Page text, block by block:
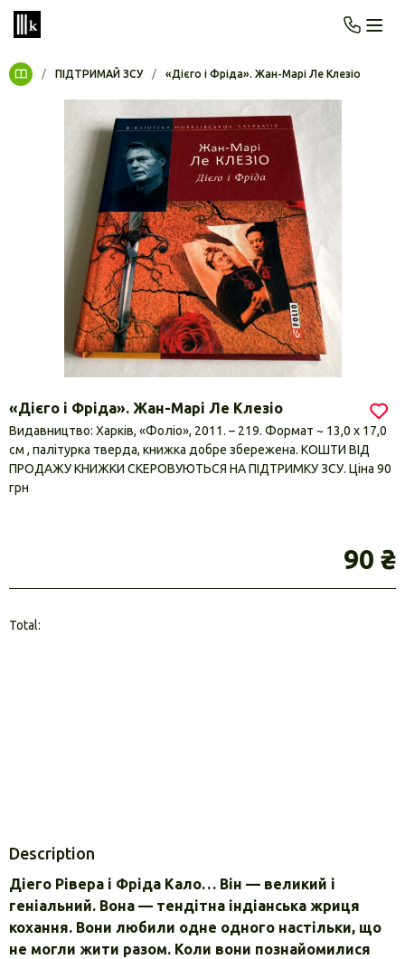
/ ПІДТРИМАЙ ЗСУ / «Дієго і Фріда». Жан-Марі Ле Клезіо
«Дієго і Фріда». Жан-Марі Ле Клезіо
Видавництво: Харків, «Фоліо», 2011. – 219. Формат ~ 13,0 х 17,0
см , палітурка тверда, книжка добре збережена. КОШТИ ВІД
ПРОДАЖУ КНИЖКИ СКЕРОВУЮТЬСЯ НА ПІДТРИМКУ ЗСУ. Ціна 90
грн
90 ₴
Total:
Description
Діего Рівера і Фріда Кало… Він — великий і
геніальний. Вона — тендітна індіанська жриця
кохання. Вони любили одне одного настільки, що
не могли жити разом. Коли вони познайомилися